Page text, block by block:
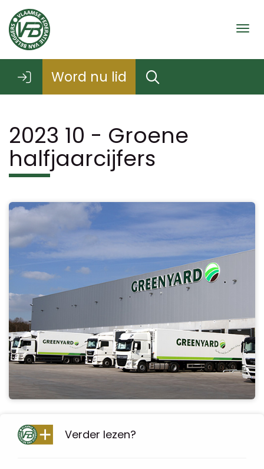
Word nu lid
2023 10 - Groene
halfjaarcijfers
Verder lezen?